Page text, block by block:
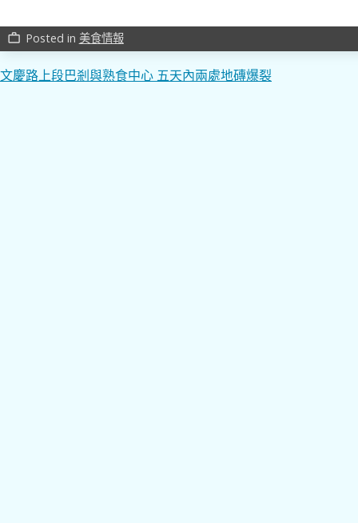
work_outline Posted in 美食情報
文
文慶路上段巴剎與熟食中心 五天內兩處地磚爆裂